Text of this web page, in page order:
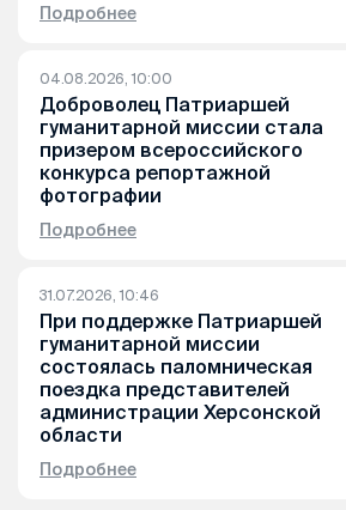
Подробнее
04.08.2026, 10:00
Доброволец Патриаршей
гуманитарной миссии стала
призером всероссийского
конкурса репортажной
фотографии
Подробнее
31.07.2026, 10:46
При поддержке Патриаршей
гуманитарной миссии
состоялась паломническая
поездка представителей
администрации Херсонской
области
Подробнее